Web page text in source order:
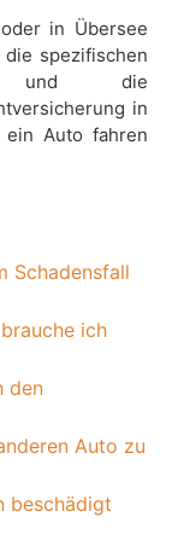
in Übersee
spezifischen
und die
in
Auto fahren
Schadensfall
ich
den
Auto zu
beschädigt